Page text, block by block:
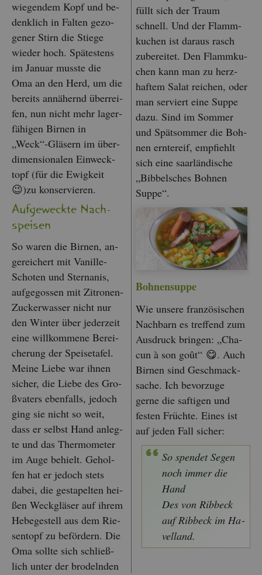
wie­gen­dem Kopf und be­
denk­lich in Fal­ten ge­zo­
ge­ner Stirn die Stie­ge
wie­der hoch. Spä­tes­tens
im Ja­nu­ar muss­te die
Oma an den Herd, um die
be­reits an­nä­hernd über­rei­
fen, nun nicht mehr la­ger­
fä­hi­gen Bir­nen in
„Weck“-Glä­sern im über­
di­men­sio­na­len Ein­weck­
topf (für die Ewig­keit
😉)zu kon­ser­vie­ren.
Auf­ge­weck­te Nach­
spei­sen
So waren die Bir­nen, an­
ge­rei­chert mit Va­nil­le-
Scho­ten und Stern­anis,
auf­ge­gos­sen mit Zi­tro­nen-
Zu­cker­was­ser nicht nur
den Win­ter über je­der­zeit
eine will­kom­me­ne Be­rei­
che­rung der Spei­se­ta­fel.
Meine Liebe war ihnen
si­cher, die Liebe des Gro­
ßva­ters eben­falls, je­doch
ging sie nicht so weit,
dass er selbst Hand an­leg­
te und das Ther­mo­me­ter
im Auge be­hielt. Ge­hol­
fen hat er je­doch stets
dabei, die ge­sta­pel­ten hei­
ßen Weck­glä­ser auf ihrem
He­be­ge­stell aus dem Rie­
sen­topf zu be­för­dern. Die
Oma soll­te sich schlie­ß­
lich unter der bro­deln­den
füllt sich der Traum
schnell. Und der Flamm­
ku­chen ist dar­aus rasch
zu­be­rei­tet. Den Flamm­ku­
chen kann man zu herz­
haf­tem Salat rei­chen, oder
man ser­viert eine Suppe
dazu. Sind im Som­mer
und Spät­som­mer die Boh­
nen ern­te­reif, emp­fiehlt
sich eine saar­län­di­sche
„Bib­bel­sches Boh­nen
Suppe“.
Boh­nen­sup­pe
Wie un­se­re fran­zö­si­schen
Nach­barn es tref­fend zum
Aus­druck brin­gen: „Cha­
cun à son goût“ 😋. Auch
Bir­nen sind Ge­schmack­
sa­che. Ich be­vor­zu­ge
gerne die saf­ti­gen und
fes­ten Früch­te. Eines ist
auf jeden Fall si­cher:
So spen­det Segen
noch immer die
Hand
Des von Rib­beck
auf Rib­beck im Ha­
vel­land.